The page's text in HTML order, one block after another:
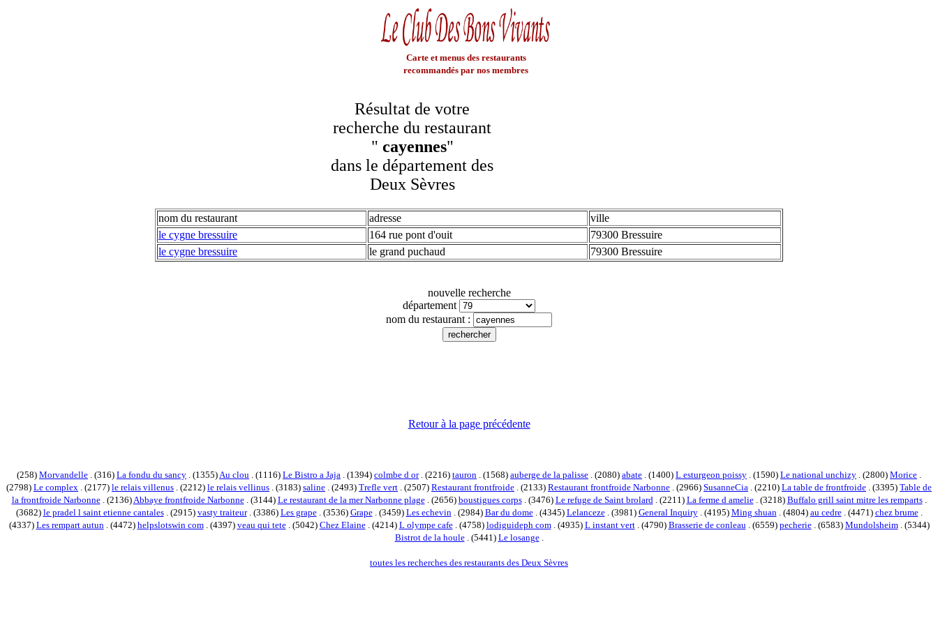
Carte et menus des restaurants
recommandés par nos membres
Résultat de votre
recherche du restaurant
" cayennes"
dans le département des
Deux Sèvres
nom du restaurant adresse
ville
le cygne bressuire
164 rue pont d'ouit
79300 Bressuire
le cygne bressuire
le grand puchaud 79300 Bressuire
nouvelle recherche
département
nom du restaurant :
Retour à la page précédente
(258) Morvandelle . (316) La fondu du sancy . (1355)Au clou . (1116) Le Bistro a Jaja . (1394) colmbe d or. (2216) tauron . (1568) auberge de la palisse . (2080) abate . (1400) L esturgeon poissy . (1590) Le national unchizy . (2800) Morice .
(2798) Le complex . (2177) le relais villenus . (2212) le relais vellinus . (3183) saline . (2493) Trefle vert . (2507) Restaurant frontfroide . (2133) Restaurant frontfroide Narbonne . (2966) SusanneCia . (2210) La table de frontfroide . (3395) Table de
la frontfroide Narbonne. (2136)Abbaye frontfroide Narbonne. (3144) Le restaurant de la mer Narbonne plage. (2656) boustigues corps. (3476) Le refuge de Saint brolard. (2211) La ferme d amelie. (3218) Buffalo grill saint mitre les remparts.
(3682) le pradel l saint etienne cantales. (2915) vasty traiteur. (3386) Les grape. (3536) Grape. (3459) Les echevin. (2984) Bar du dome. (4345) Lelanceze. (3981) General Inquiry. (4195) Ming shuan. (4804) au cedre. (4471) chez brume.
(4337) Les rempart autun. (4472) helpslotswin com. (4397) veau qui tete. (5042) Chez Elaine. (4214) L olympe cafe. (4758) lodiguideph com. (4935) L instant vert. (4790) Brasserie de conleau. (6559) pecherie. (6583) Mundolsheim. (5344)
Bistrot de la houle. (5441) Le losange.
toutes les recherches des restaurants des Deux Sèvres